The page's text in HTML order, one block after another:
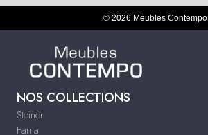
© 2026 Meubles Contempo
NOS COLLECTIONS
Steiner
Fama